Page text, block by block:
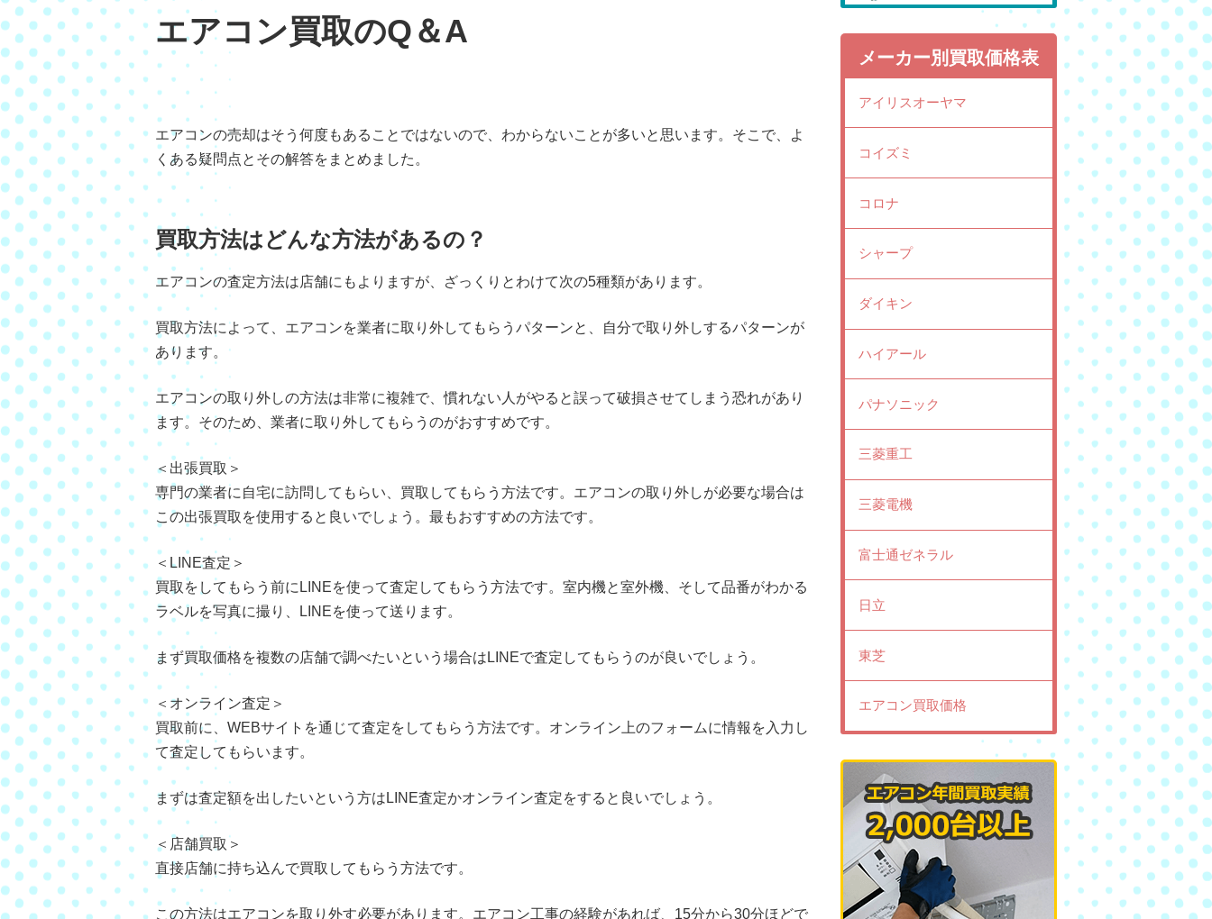
エアコン買取のQ＆A
エアコンの売却はそう何度もあることではないので、わからないことが多いと思います。そこで、よ
くある疑問点とその解答をまとめました。
買取方法はどんな方法があるの？
エアコンの査定方法は店舗にもよりますが、ざっくりとわけて次の5種類があります。
買取方法によって、エアコンを業者に取り外してもらうパターンと、自分で取り外しするパターンが
あります。
エアコンの取り外しの方法は非常に複雑で、慣れない人がやると誤って破損させてしまう恐れがあり
ます。そのため、業者に取り外してもらうのがおすすめです。
＜出張買取＞
専門の業者に自宅に訪問してもらい、買取してもらう方法です。エアコンの取り外しが必要な場合は
この出張買取を使用すると良いでしょう。最もおすすめの方法です。
＜LINE査定＞
買取をしてもらう前にLINEを使って査定してもらう方法です。室内機と室外機、そして品番がわかる
ラベルを写真に撮り、LINEを使って送ります。
まず買取価格を複数の店舗で調べたいという場合はLINEで査定してもらうのが良いでしょう。
＜オンライン査定＞
買取前に、WEBサイトを通じて査定をしてもらう方法です。オンライン上のフォームに情報を入力し
て査定してもらいます。
まずは査定額を出したいという方はLINE査定かオンライン査定をすると良いでしょう。
＜店舗買取＞
直接店舗に持ち込んで買取してもらう方法です。
この方法はエアコンを取り外す必要があります。エアコン工事の経験があれば、15分から30分ほどで
メーカー別買取価格表
アイリスオーヤマ
コイズミ
コロナ
シャープ
ダイキン
ハイアール
パナソニック
三菱重工
三菱電機
富士通ゼネラル
日立
東芝
エアコン買取価格